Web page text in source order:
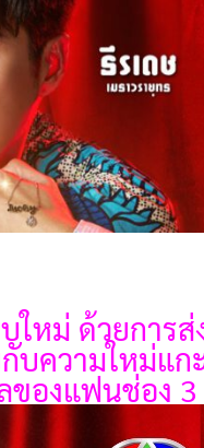
หม่ ด้วยการ
วามใหม่แกะ
ของแฟนช่อง 3